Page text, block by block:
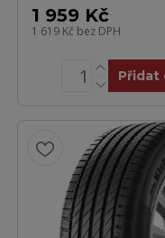
1 959 Kč
1 619 Kč bez DPH
Přidat